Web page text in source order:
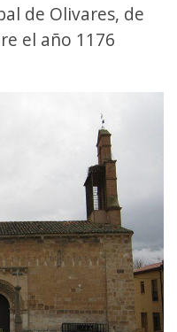
de Olivares, de
el año 1176